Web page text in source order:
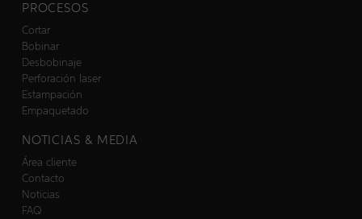
PROCESOS
Cortar
Bobinar
Desbobinaje
Perforación laser
Estampación
Empaquetado
NOTICIAS & MEDIA
Área cliente
Contacto
Noticias
FAQ